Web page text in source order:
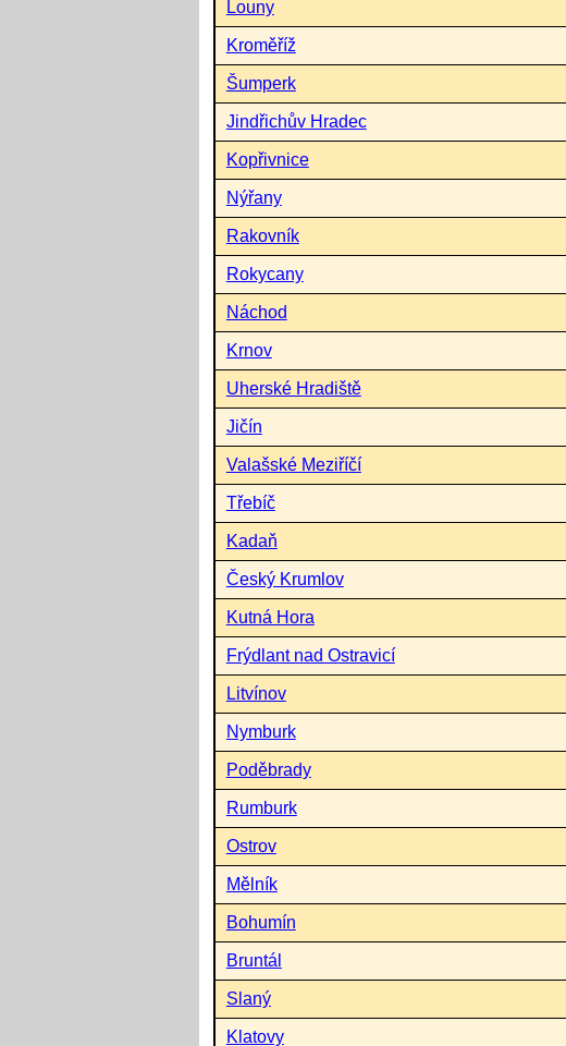
Louny
Kroměříž
Šumperk
Jindřichův Hradec
Kopřivnice
Nýřany
Rakovník
Rokycany
Náchod
Krnov
Uherské Hradiště
Jičín
Valašské Meziříčí
Třebíč
Kadaň
Český Krumlov
Kutná Hora
Frýdlant nad Ostravicí
Litvínov
Nymburk
Poděbrady
Rumburk
Ostrov
Mělník
Bohumín
Bruntál
Slaný
Klatovy